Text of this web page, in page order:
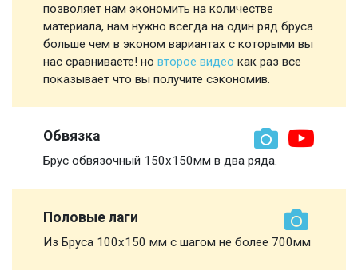
позволяет нам экономить на количестве
материала, нам нужно всегда на один ряд бруса
больше чем в эконом вариантах с которыми вы
нас сравниваете! но второе видео как раз все
показывает что вы получите сэкономив.
Обвязка
Брус обвязочный 150х150мм в два ряда.
Половые лаги
Из Бруса 100х150 мм с шагом не более 700мм